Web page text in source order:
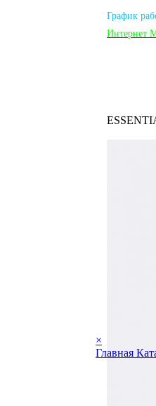
График
Интернет
×
Главная